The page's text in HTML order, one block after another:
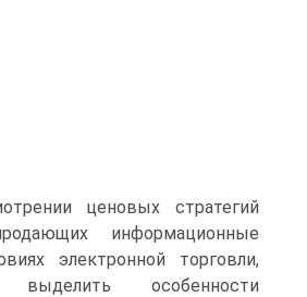
ценовых стратегий
информационные
электронной торговли,
выделить особенности